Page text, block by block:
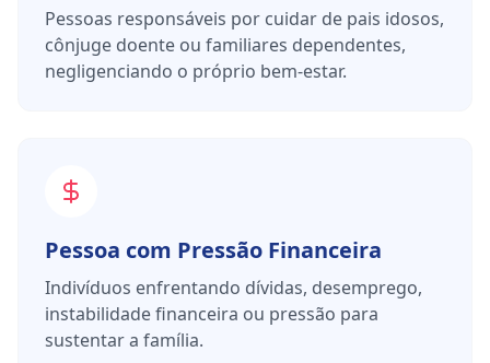
Pessoas responsáveis por cuidar de pais idosos,
cônjuge doente ou familiares dependentes,
negligenciando o próprio bem-estar.
Pessoa com Pressão Financeira
Indivíduos enfrentando dívidas, desemprego,
instabilidade financeira ou pressão para
sustentar a família.